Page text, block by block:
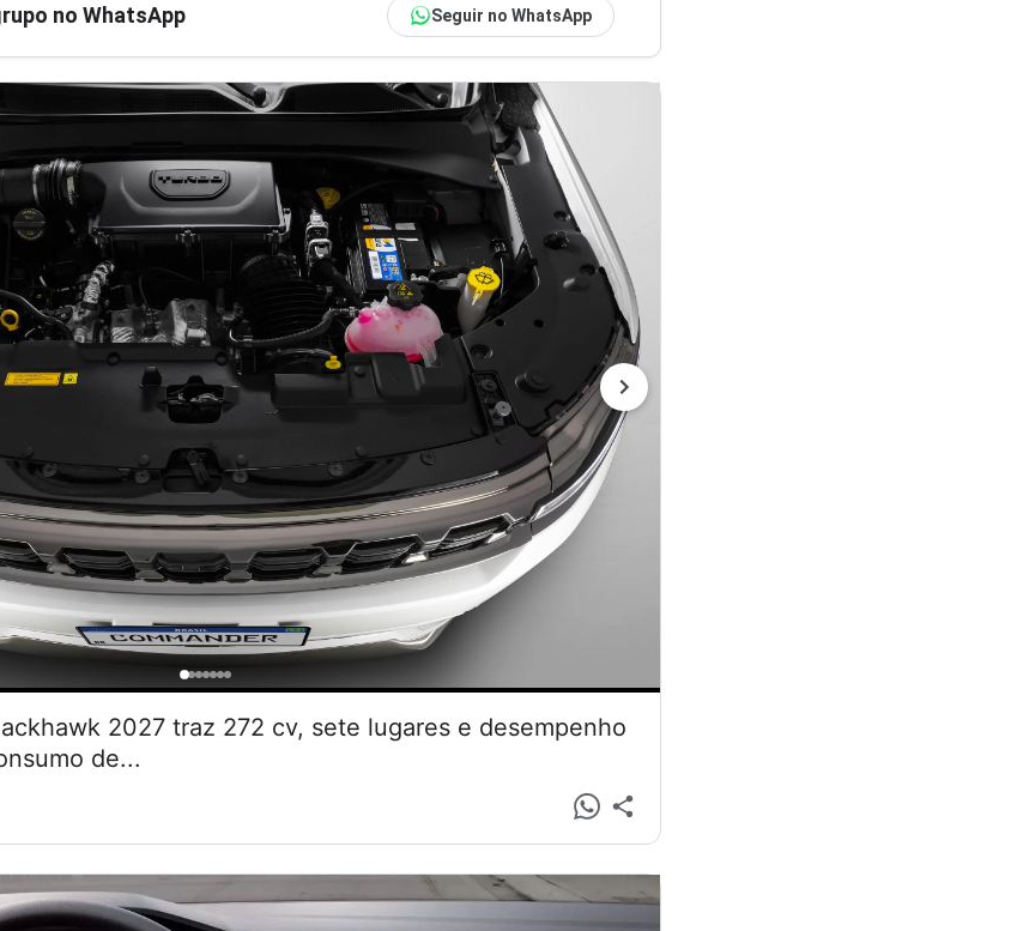
no WhatsApp Seguir no WhatsApp
2027 traz 272 cv, sete lugares e desempenho
de...